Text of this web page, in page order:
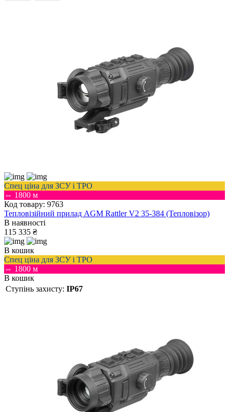
Спец ціна для ЗСУ і ТРО
⇔ 1800 м
Код товару: 9763
Тепловізійний прилад AGM Rattler V2 35-384 (Тепловізор)
В наявності
115 335 ₴
В кошик
Спец ціна для ЗСУ і ТРО
⇔ 1800 м
В кошик
Ступінь захисту: IP67